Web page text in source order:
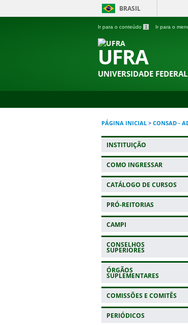
BRASIL
Ir para o conteúdo 1 Ir para o
UFRA
UNIVERSIDADE
PÁGINA INICIAL > CONSAD -
INSTITUIÇÃO
COMO INGRESSAR
CATÁLOGO DE CURSOS
PRÓ-REITORIAS
CAMPI
CONSELHOS
SUPERIORES
ÓRGÃOS
SUPLEMENTARES
COMISSÕES E COMITÊS
PERIÓDICOS